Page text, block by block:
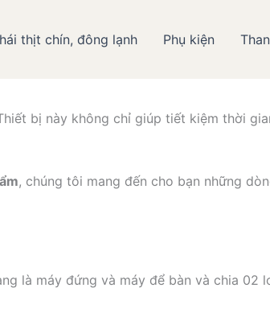
thịt chín, đông lạnh Phụ kiện
Hãng máy thực
bị này không chỉ giúp tiết kiệm thời
, chúng tôi mang đến cho bạn những
là máy đứng và máy để bàn và chia 02